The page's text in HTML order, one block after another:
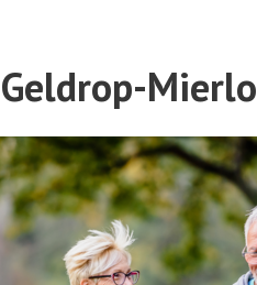
Mierlo